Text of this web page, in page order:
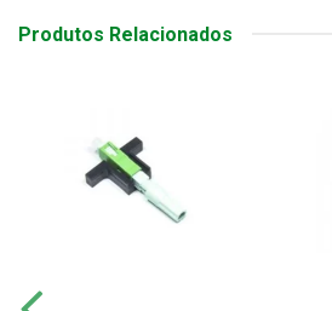
Produtos Relacionados